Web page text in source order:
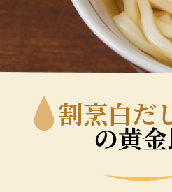
割烹白だ
の黄